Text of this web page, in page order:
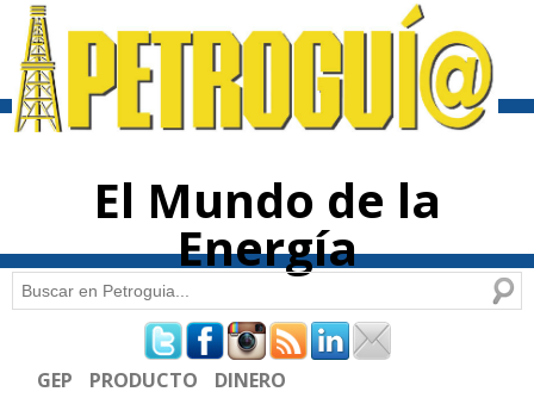
contenido
El Mundo de la
Energía
Formulario de búsqueda
Buscar
GEP PRODUCTO DINERO